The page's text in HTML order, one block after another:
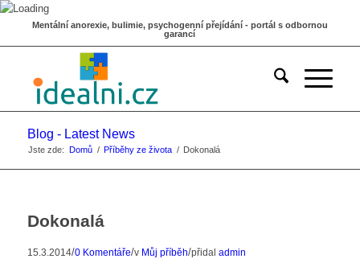
Mentální anorexie, bulimie, psychogenní přejídání - portál s odbornou
garancí
Blog - Latest News
Jste zde: Domů / Příběhy ze života / Dokonalá
Dokonalá
15.3.2014/0 Komentáře/v Můj příběh/přidal admin